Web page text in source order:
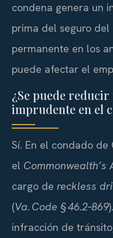
condena genera un
prima del seguro
permanente en los
puede afectar el
¿Se puede
imprudente en el
Sí. En el condado
el Commonwealth’s
cargo de reckless
(Va. Code § 46.2‑869
infracción de